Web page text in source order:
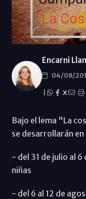
Encarni
04/08/
X
Bajo el lema "La
se desarrollarán
- del 31 de julio al
niñas
- del 6 al 12 de